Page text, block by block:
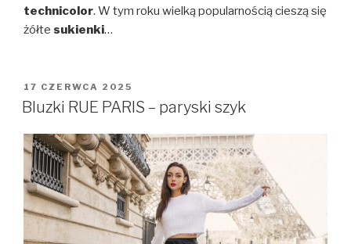
technicolor. W tym roku wielką popularnością cieszą się
żółte sukienki…
OPUBLIKOWANE
W
17 CZERWCA 2025
Bluzki RUE PARIS – paryski szyk